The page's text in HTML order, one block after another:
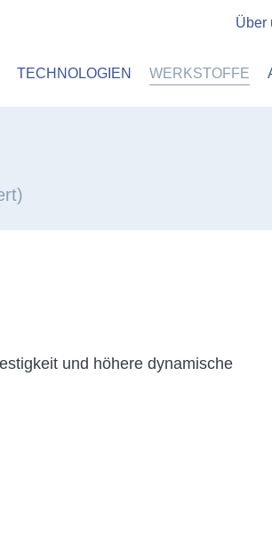
TECHNOLOGIEN WERKSTOFFE
Über
METAMID
und höhere dynamische